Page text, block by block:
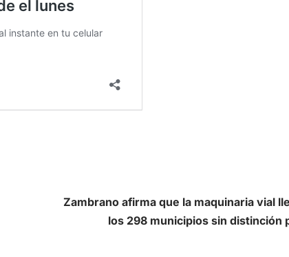
Zambrano afirma que la maquinaria vial
los 298 municipios sin distinción